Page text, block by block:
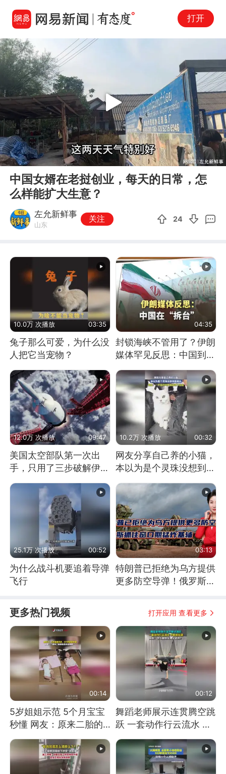
打开
00:00 03:07
Play
中国女婿在老挝创业，每天的日常，怎
么样能扩大生意？
左允新鲜事
山东
关注 24
10.0万 次播放 03:35
兔子那么可爱，为什么没
人把它当宠物？
04:35
封锁海峡不管用了？伊朗
媒体罕见反思：中国到底
是不是在"拆台"
12.0万 次播放 09:47
美国太空部队第一次出
手，只用了三步破解伊朗
10.2万 次播放 00:32
网友分享自己养的小猫，
本以为是个灵珠没想到是
25.1万 次播放 00:52
为什么战斗机要追着导弹
飞行
03:13
特朗普已拒绝为乌方提供
更多防空导弹！俄罗斯抓
更多热门视频 打开应用 查看更多
00:14
5岁姐姐示范 5个月宝宝
秒懂 网友：原来二胎的
快乐长这样
00:12
舞蹈老师展示连贯腾空跳
跃 一套动作行云流水 节
奏感拉满 网友：怎么做
到又舞又武的？